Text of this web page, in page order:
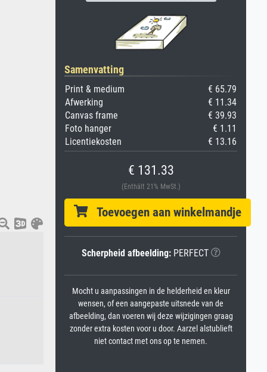
Samenvatting
Print & medium
€ 65.79
Afwerking
€ 11.34
Canvas frame
€ 39.93
Foto hanger
€ 1.11
Licentiekosten
€ 13.16
€ 131.33
(Enthält 21% MwSt.)
Toevoegen aan winkelmandje
Scherpheid afbeelding:PERFECT
Mocht u aanpassingen in de helderheid en kleur
wensen, of een aangepaste uitsnede van de
afbeelding, dan voeren wij deze wijzigingen graag
zonder extra kosten voor u door. Aarzel alstublieft
niet contact met ons op te nemen.